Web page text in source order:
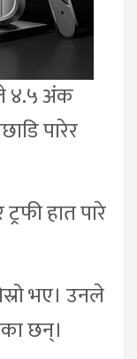
४.५ अंक
पारेर
हात पारे
भए। उनले
छन्।